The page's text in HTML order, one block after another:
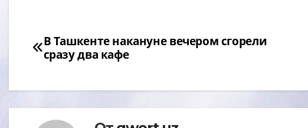
Навигация
по
записям
В Ташкенте накануне вечером сгорели
сразу два кафе